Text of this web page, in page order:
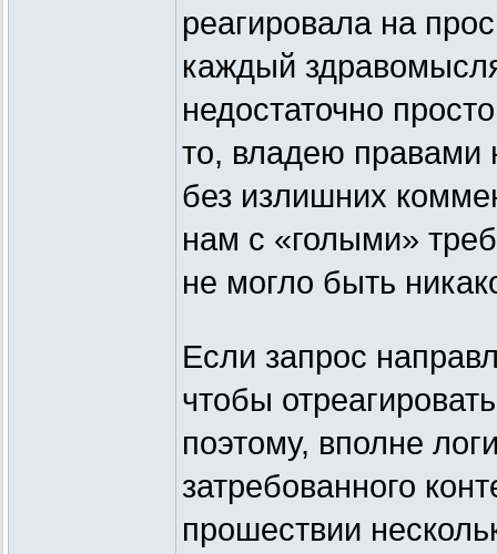
реагировала на
каждый
недостаточно
то, владею правами
без излишних
нам с «голыми»
не могло быть
Если запрос
чтобы
поэтому, вполне
затребованного
прошествии